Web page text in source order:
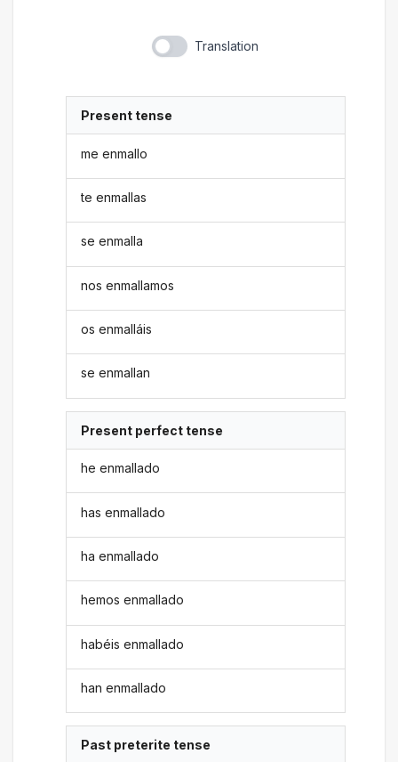
Translation
Present tense
me enmallo
te enmallas
se enmalla
nos enmallamos
os enmalláis
se enmallan
Present perfect tense
he enmallado
has enmallado
ha enmallado
hemos enmallado
habéis enmallado
han enmallado
Past preterite tense